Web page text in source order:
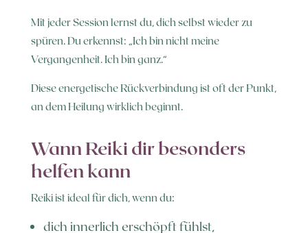
Mit jeder Session lernst du, dich selbst wieder zu
spüren. Du erkennst: „Ich bin nicht meine
Vergangenheit. Ich bin ganz.“
Diese energetische Rückverbindung ist oft der Punkt,
an dem Heilung wirklich beginnt.
Wann Reiki dir besonders
helfen kann
Reiki ist ideal für dich, wenn du:
dich innerlich erschöpft fühlst,